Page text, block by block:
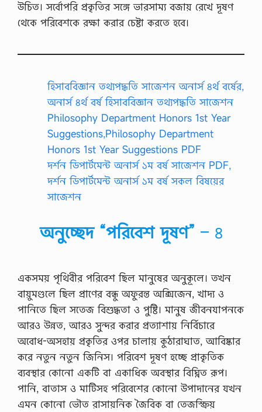
উচিত। সর্বোপরি প্রকৃতির সঙ্গে ভারসাম্য বজায় রেখে দূষণ
থেকে পরিবেশকে রক্ষা করার চেষ্টা করতে হবে।
হিসাববিজ্ঞান তথ্যপদ্ধতি সাজেশন অনার্স ৪র্থ বর্ষের,
অনার্স ৪র্থ বর্ষ হিসাববিজ্ঞান তথ্যপদ্ধতি সাজেশন
Philosophy Department Honors 1st Year
Suggestions,Philosophy Department
Honors 1st Year Suggestions PDF
দর্শন ডিপার্টমেন্ট অনার্স ১ম বর্ষ সাজেশন PDF,
দর্শন ডিপার্টমেন্ট অনার্স ১ম বর্ষ সকল বিষয়ের
সাজেশন
অনুচ্ছেদ “পরিবেশ দূষণ” – ৪
একসময় পৃথিবীর পরিবেশ ছিল মানুষের অনুকূলে। তখন
বায়ুমণ্ডলে ছিল প্রাণের বন্ধু অফুরন্ত অক্সিজেন, খাদ্য ও
পানিতে ছিল সতেজ বিশুদ্ধতা ও পুষ্টি। মানুষ জীবনযাপনকে
আরও উন্নত, আরও সুন্দর করার প্রত্যাশায় নির্বিচারে
অবােধ-অসহায় প্রকৃতির ওপর চালায় কুঠারাঘাত, আবিষ্কার
করে নতুন নতুন জিনিস। পরিবেশ দূষণ হচ্ছে প্রাকৃতিক
ব্যবস্থার কোনাে একটি বা একাধিক অবস্থার বিঘ্নিত রূপ।
পানি, বাতাস ও মাটিসহ পরিবেশের কোনাে উপাদানের যখন
এমন কোনাে ভৌত রাসায়নিক জৈবিক বা তেজস্ক্রিয়